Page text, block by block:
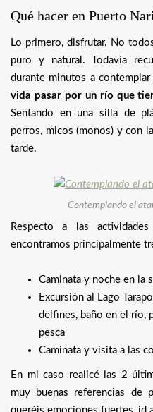
Qué hacer en Puerto
Lo primero, disfrutar. No
puro y natural. Todavía
durante minutos a
vida pasar por un río que
Sentando en una silla de
perros, micos (monos) y con
tarde.
Contemplando el
Respecto a las
encontramos principalmente
Caminata y noche en la
Excursión al Lago
delfines, baño en el río,
pesca
Caminata y visita a las
En mi caso realicé las 2
muy buenas referencias de